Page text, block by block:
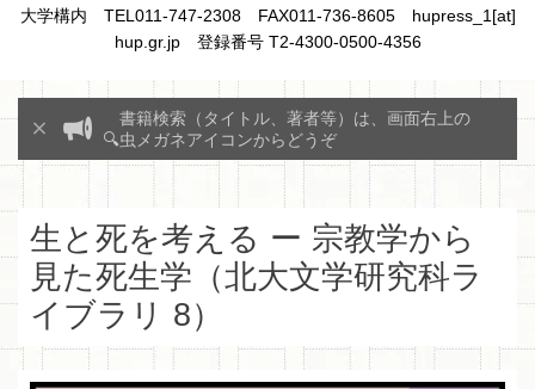
大学構内 TEL011-747-2308 FAX011-736-8605 hupress_1[at]
hup.gr.jp 登録番号 T2-4300-0500-4356
書籍検索（タイトル、著者等）は、画面右上の
🔍虫メガネアイコンからどうぞ
生と死を考える ー 宗教学から
見た死生学（北大文学研究科ラ
イブラリ 8）